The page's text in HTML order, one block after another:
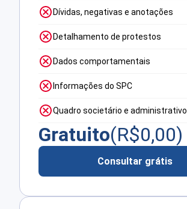
Dívidas, negativas e anotações
Detalhamento de protestos
Dados comportamentais
Informações do SPC
Quadro societário e administrativo
Gratuito(R$0,00)
Consultar grátis